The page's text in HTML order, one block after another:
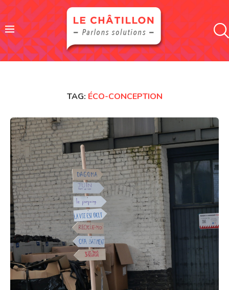
TAG: ÉCO-CONCEPTION